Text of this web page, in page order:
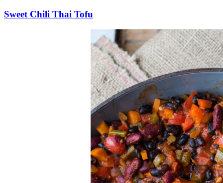
Sweet Chili Thai Tofu